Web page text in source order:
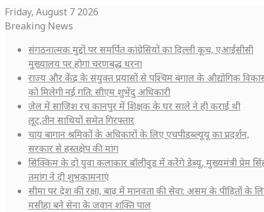
Friday, August 7 2026
Breaking News
संगठनात्मक मुद्दों पर समर्पित कांग्रेसियों का दिल्ली कूच, एआईसीसी
मुख्यालय पर होगा चरणबद्ध धरना
राज्य और केंद्र के संयुक्त प्रयासों से पश्चिम बंगाल के औद्योगिक
को मिलेगी नई गति: सीएम शुभेंदु अधिकारी
जेल में साजिश रच कानपुर में शिक्षक के घर साले ने ही कराई थी
लूट,तीन साथियों समेत गिरफ्तार
चाय बागान श्रमिकों के अधिकारों के लिए एचपीडब्ल्यूयू का प्रदर्शन,
सरकार से हस्तक्षेप की मांग
सिक्किम के दो युवा कलाकार बॉलीवुड में करेंगे डेब्यू, मुख्यमंत्री प्रेम
तमांग ने दी शुभकामनाएं
सीमा पर देश की रक्षा, बाढ़ में मानवता की सेवा: असम के पीड़ितों के
मसीहा बने सेना के जवान शक्ति पाल